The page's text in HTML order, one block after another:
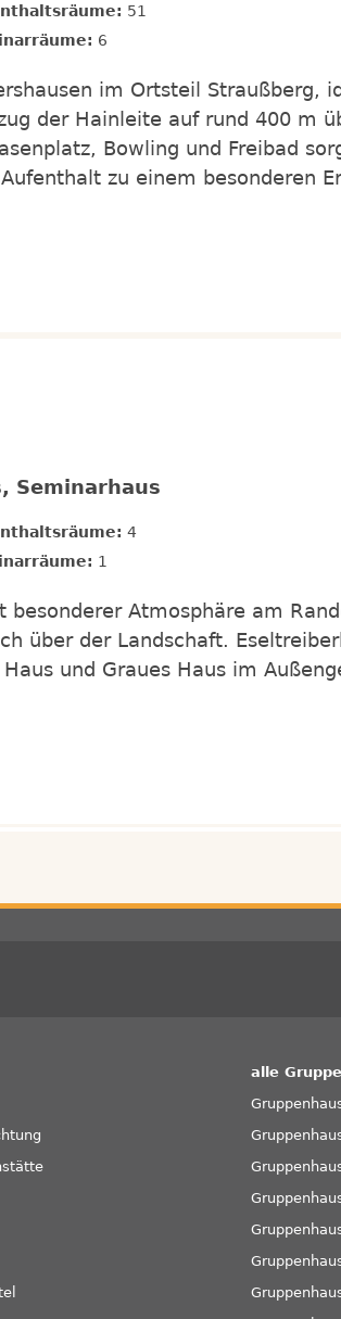
51
6
im Ortsteil Straußberg,
der Hainleite auf rund 400 m
Bowling und Freibad
zu einem besonderen
Seminarhaus
4
1
Atmosphäre am
über der Landschaft.
und Graues Haus im
alle